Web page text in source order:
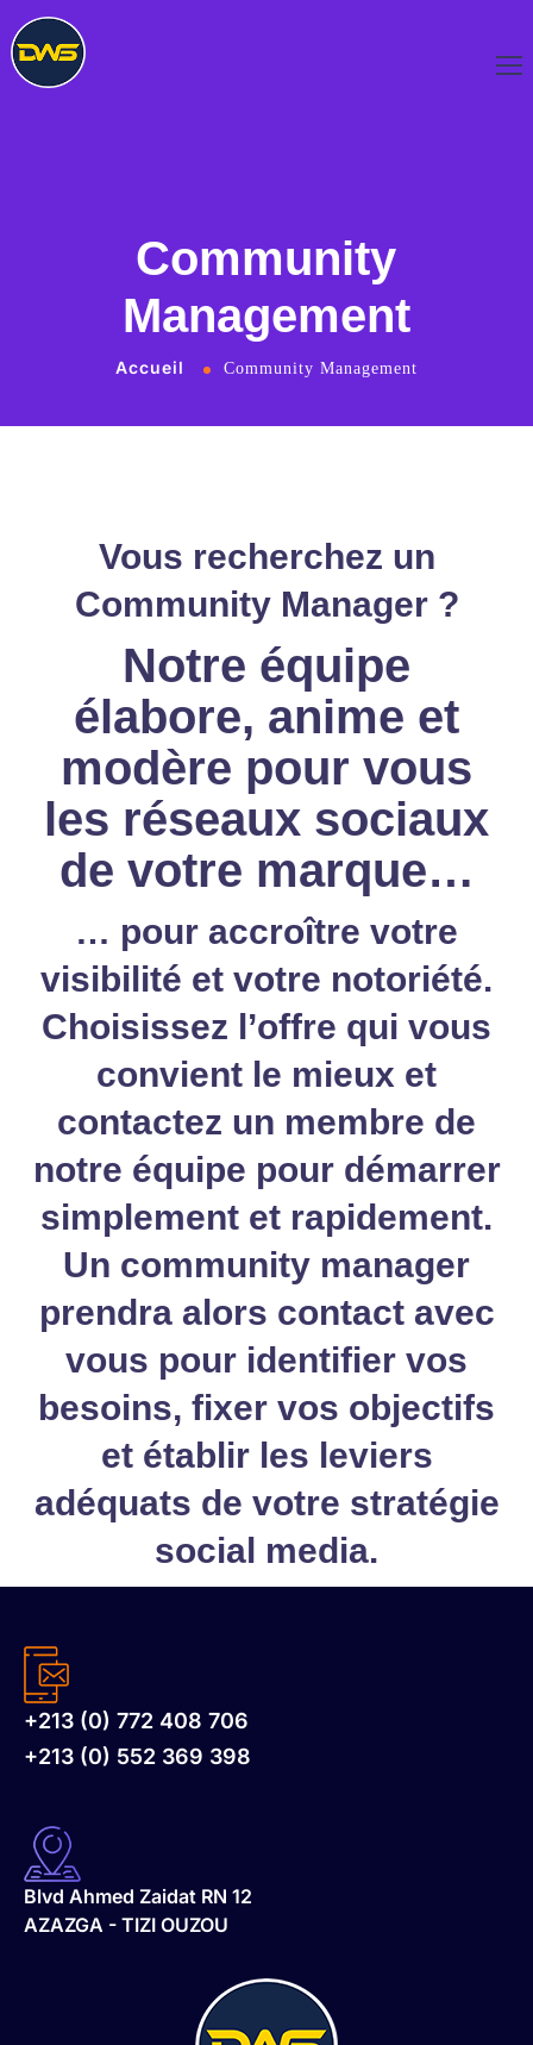
Community
Management
Accueil Community Management
Vous recherchez un
Community Manager ?
Notre équipe
élabore, anime et
modère pour vous
les réseaux sociaux
de votre marque…
… pour accroître votre
visibilité et votre notoriété.
Choisissez l’offre qui vous
convient le mieux et
contactez un membre de
notre équipe pour démarrer
simplement et rapidement.
Un community manager
prendra alors contact avec
vous pour identifier vos
besoins, fixer vos objectifs
et établir les leviers
adéquats de votre stratégie
social media.
+213 (0) 772 408 706
+213 (0) 552 369 398
Blvd Ahmed Zaidat RN 12
AZAZGA - TIZI OUZOU